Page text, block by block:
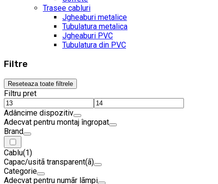
Trasee cabluri
Jgheaburi metalice
Tubulatura metalica
Jgheaburi PVC
Tubulatura din PVC
Filtre
Reseteaza toate filtrele
Filtru pret
Adâncime dispozitiv
Adecvat pentru montaj îngropat
Brand
Cablu(1)
Capac/usitã transparent(ã)
Categorie
Adecvat pentru numãr lãmpi